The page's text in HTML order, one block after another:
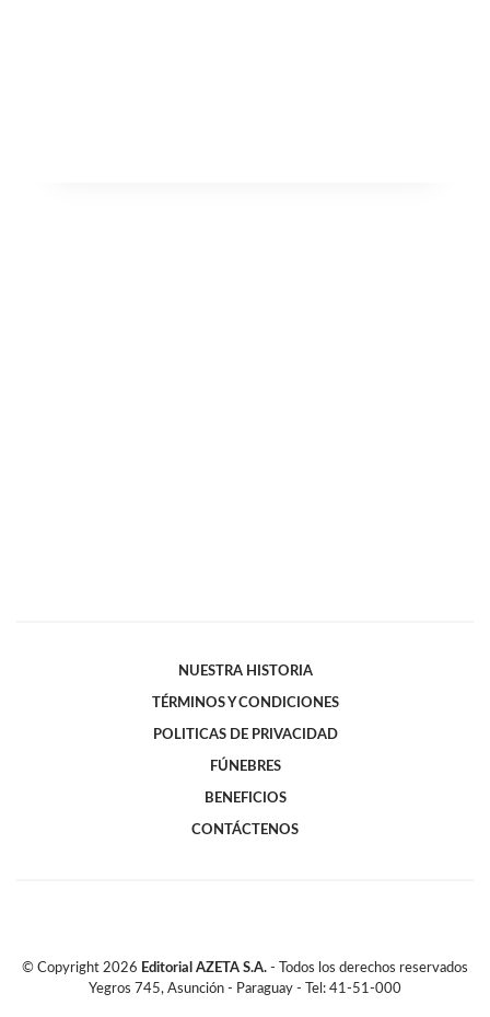
NUESTRA HISTORIA
TÉRMINOS Y CONDICIONES
POLITICAS DE PRIVACIDAD
FÚNEBRES
BENEFICIOS
CONTÁCTENOS
© Copyright 2026 Editorial AZETA S.A. - Todos los derechos reservados
Yegros 745, Asunción - Paraguay - Tel: 41-51-000